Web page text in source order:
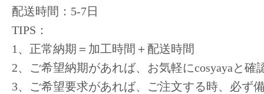
配送時間：5-7日
TIPS：
1、正常納期＝加工時間＋配送時間
2、ご希望納期があれば、お気軽にcosyayaと確
3、ご希望要求があれば、ご注文する時、必ず